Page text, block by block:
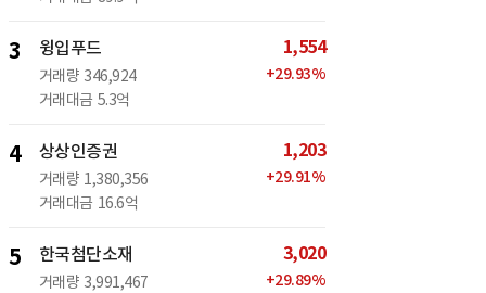
3 윙입푸드
거래량 346,924
거래대금 5.3억
1,554
+29.93%
4 상상인증권
거래량 1,380,356
거래대금 16.6억
1,203
+29.91%
5 한국첨단소재
거래량 3,991,467
3,020
+29.89%